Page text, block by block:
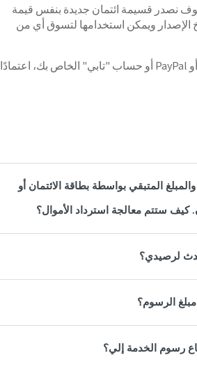
نصدر قسيمة ائتمان جديدة بنفس قيمة
وستكون صالحة لمدة 12 أشهر من تاريخ الإصدار ويمكن استخدامها لتسوق أي من
المبلغ المتبقي سيتم ردّه إلى بطاقة الائتمان أو الحساب المصرفي أو PayPal أو حساب "تابي" الخاص بك، اعتمادًا
المتبقي بواسطة بطاقة الائتمان أو
لرصيدي؟
الرسوم؟
رسوم الخدمة إلي؟